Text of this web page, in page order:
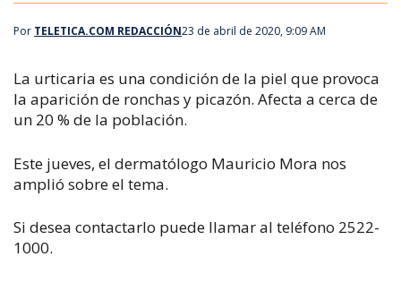
Por TELETICA.COM REDACCIÓN23 de abril de 2020, 9:09 AM
La urticaria es una condición de la piel que provoca
la aparición de ronchas y picazón. Afecta a cerca de
un 20 % de la población.
Este jueves, el dermatólogo Mauricio Mora nos
amplió sobre el tema.
Si desea contactarlo puede llamar al teléfono 2522-
1000.